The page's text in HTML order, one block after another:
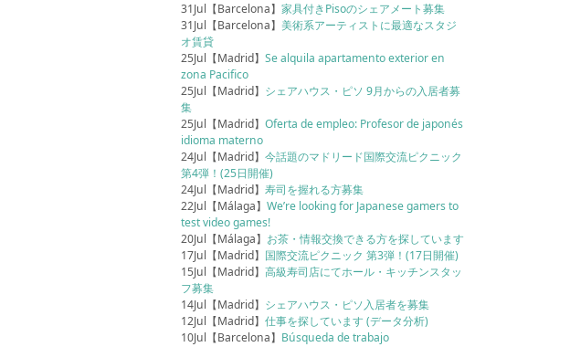
31Jul【Barcelona】家具付きPisoのシェアメート募集
31Jul【Barcelona】美術系アーティストに最適なスタジ
オ賃貸
25Jul【Madrid】Se alquila apartamento exterior en
zona Pacifico
25Jul【Madrid】 シェアハウス・ピソ 9月からの入居者募
集
25Jul【Madrid】Oferta de empleo: Profesor de japonés
idioma materno
24Jul【Madrid】今話題のマドリード国際交流ピクニック
第4弾！(25日開催)
24Jul【Madrid】寿司を握れる方募集
22Jul【Málaga】We’re looking for Japanese gamers to
test video games!
20Jul【Málaga】 お茶・情報交換できる方を探しています
17Jul【Madrid】 国際交流ピクニック 第3弾！(17日開催)
15Jul【Madrid】高級寿司店にてホール・キッチンスタッ
フ募集
14Jul【Madrid】 シェアハウス・ピソ入居者を募集
12Jul【Madrid】仕事を探しています (データ分析)
10Jul【Barcelona】 Búsqueda de trabajo